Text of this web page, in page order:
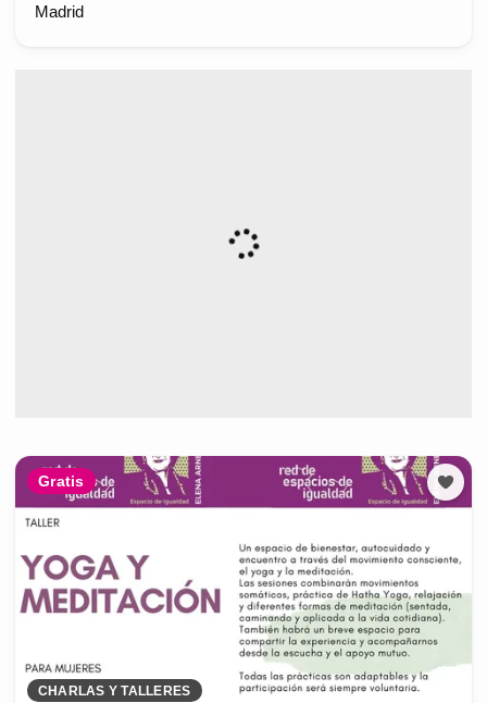
Madrid
Gratis
CHARLAS Y TALLERES